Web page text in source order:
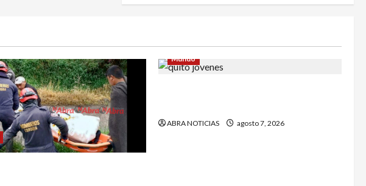
Mundo
ABRA NOTICIAS agosto 7, 2026